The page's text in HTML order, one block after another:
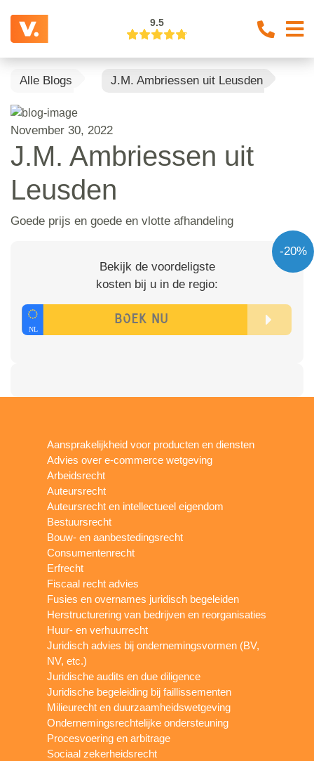
9.5
Alle Blogs J.M. Ambriessen uit Leusden
November 30, 2022
J.M. Ambriessen uit
Leusden
Goede prijs en goede en vlotte afhandeling
-20%
Bekijk de voordeligste
kosten bij u in de regio:
Aansprakelijkheid voor producten en diensten
Advies over e-commerce wetgeving
Arbeidsrecht
Auteursrecht
Auteursrecht en intellectueel eigendom
Bestuursrecht
Bouw- en aanbestedingsrecht
Consumentenrecht
Erfrecht
Fiscaal recht advies
Fusies en overnames juridisch begeleiden
Herstructurering van bedrijven en reorganisaties
Huur- en verhuurrecht
Juridisch advies bij ondernemingsvormen (BV,
NV, etc.)
Juridische audits en due diligence
Juridische begeleiding bij faillissementen
Milieurecht en duurzaamheidswetgeving
Ondernemingsrechtelijke ondersteuning
Procesvoering en arbitrage
Sociaal zekerheidsrecht